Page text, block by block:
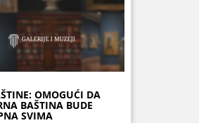
OMOGUĆI DA
BAŠTINA BUDE
SVIMA